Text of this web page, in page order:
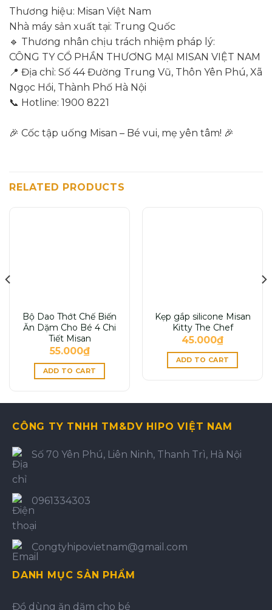
Thương hiệu: Misan Việt Nam
Nhà máy sản xuất tại: Trung Quốc
🔹 Thương nhân chịu trách nhiệm pháp lý:
CÔNG TY CỔ PHẦN THƯƠNG MẠI MISAN VIỆT NAM
📍 Địa chỉ: Số 44 Đường Trung Vũ, Thôn Yên Phú, Xã
Ngọc Hồi, Thành Phố Hà Nội
📞 Hotline: 1900 8221
🎉 Cốc tập uống Misan – Bé vui, mẹ yên tâm! 🎉
RELATED PRODUCTS
Bộ Dao Thớt Chế Biến
Ăn Dặm Cho Bé 4 Chi
Tiết Misan
55.000₫
ADD TO CART
Kẹp gắp silicone Misan
Kitty The Chef
45.000₫
ADD TO CART
CÔNG TY TNHH TM&DV HIPO VIỆT NAM
Số 70 Yên Phú, Liên Ninh, Thanh Trì, Hà Nội
0961334303
Congtyhipovietnam@gmail.com
DANH MỤC SẢN PHẨM
Đồ dùng ăn dặm cho bé